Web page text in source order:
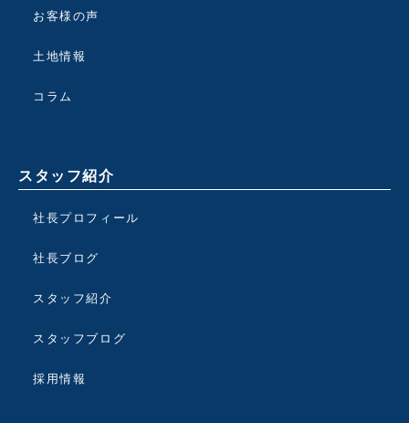
お客様の声
土地情報
コラム
スタッフ紹介
社長プロフィール
社長ブログ
スタッフ紹介
スタッフブログ
採用情報